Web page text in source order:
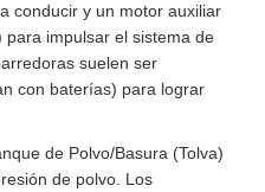
conducir y un motor auxiliar
impulsar el sistema de
suelen ser
con baterías) para lograr
de Polvo/Basura (Tolva)
de polvo. Los